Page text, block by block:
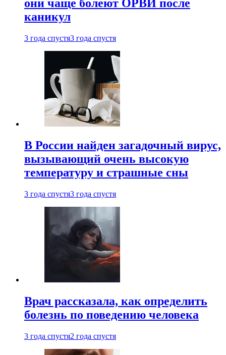
они чаще болеют ОРВИ после
каникул
3 года спустя3 года спустя
В России найден загадочный вирус,
вызывающий очень высокую
температуру и страшные сны
3 года спустя3 года спустя
Врач рассказала, как определить
болезнь по поведению человека
3 года спустя2 года спустя